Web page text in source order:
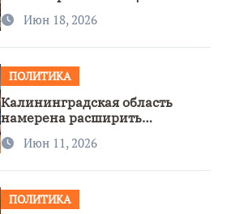
Июн 18, 2026
ПОЛИТИКА
Калининградская область
намерена расширить
сотрудничество с Узбекистаном
Июн 11, 2026
ПОЛИТИКА